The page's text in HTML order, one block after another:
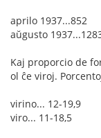
aprilo 1937...852
aŭgusto
Kaj proporcio de
ol ĉe viroj.
virino... 12-19,9
viro... 11-18,5